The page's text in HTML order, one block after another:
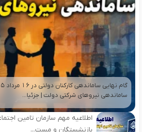
ساماندهی نیروهای شرکتی دولت | جزئیا...
اطلاعیه مهم سازمان تامین
بازنشستگان و مست...